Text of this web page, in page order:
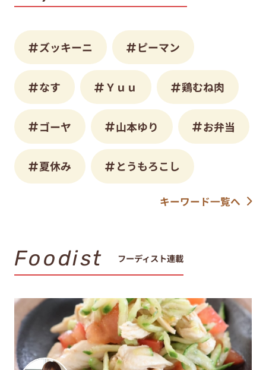
ズッキーニ ピーマン
なす Ｙｕｕ 鶏むね肉
ゴーヤ 山本ゆり お弁当
夏休み とうもろこし
キーワード一覧へ
Foodist フーディスト連載